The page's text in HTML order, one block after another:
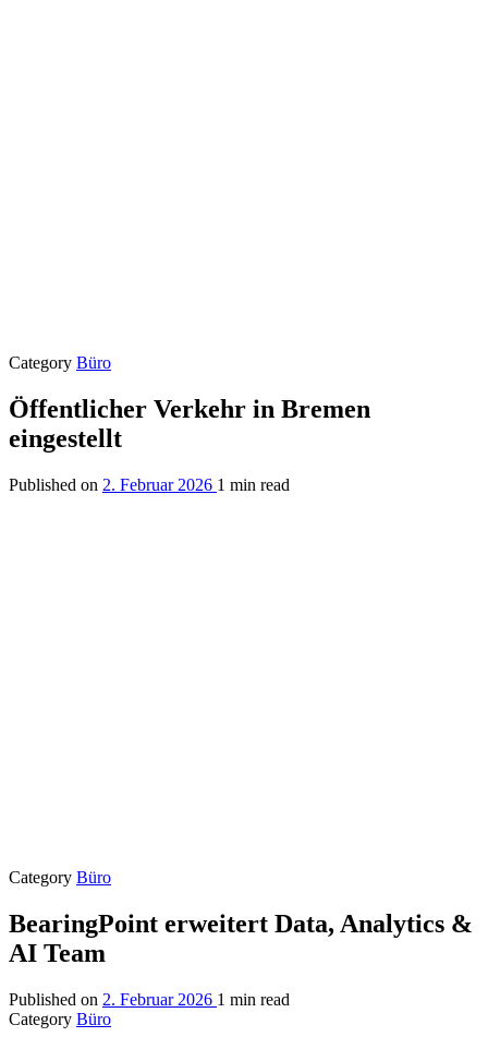
Category Büro
Öffentlicher Verkehr in Bremen
eingestellt
Published on 2. Februar 2026 1 min read
Category Büro
BearingPoint erweitert Data, Analytics &
AI Team
Published on 2. Februar 2026 1 min read
Category Büro